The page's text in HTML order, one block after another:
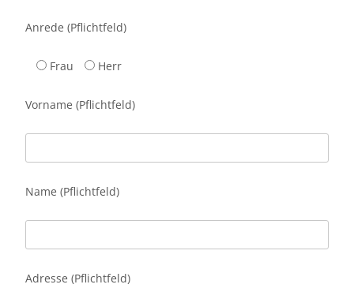
Anrede (Pflichtfeld)
Frau Herr
Vorname (Pflichtfeld)
Name (Pflichtfeld)
Adresse (Pflichtfeld)